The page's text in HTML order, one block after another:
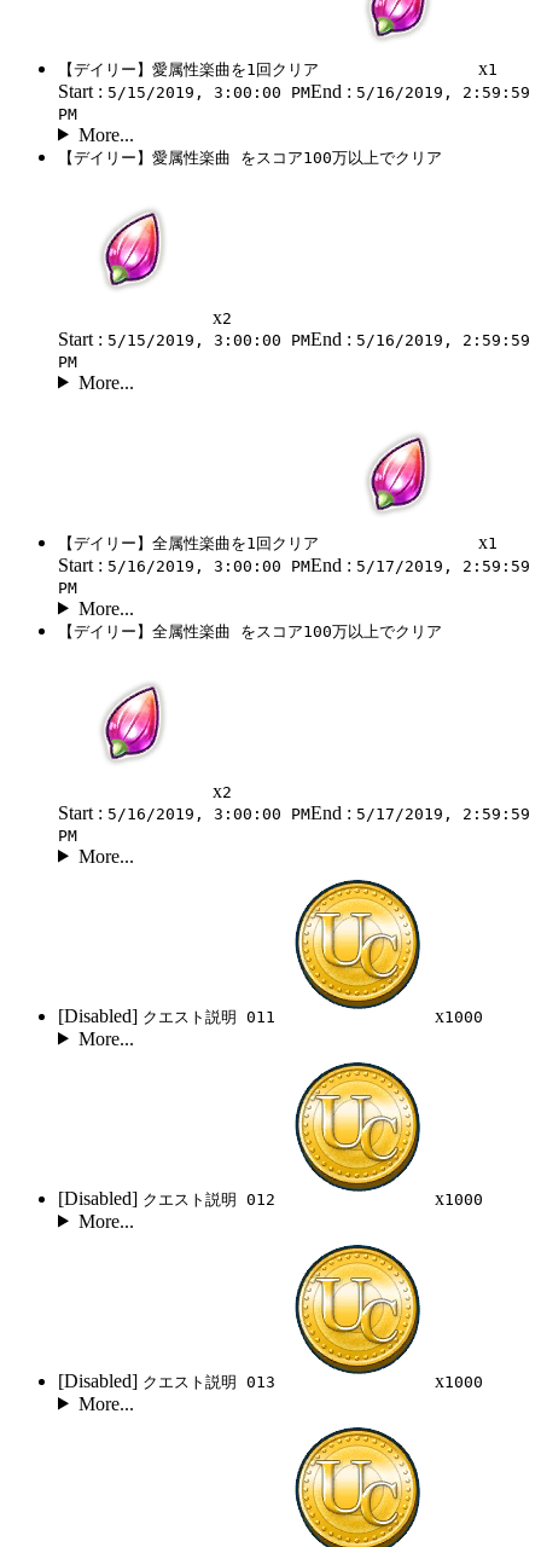
【デイリー】愛属性楽曲を1回クリア x1
Start : 5/15/2019, 3:00:00 PMEnd : 5/16/2019, 2:59:59
PM
More...
【デイリー】愛属性楽曲 をスコア100万以上でクリア
x2
Start : 5/15/2019, 3:00:00 PMEnd : 5/16/2019, 2:59:59
PM
More...
【デイリー】全属性楽曲を1回クリア x1
Start : 5/16/2019, 3:00:00 PMEnd : 5/17/2019, 2:59:59
PM
More...
【デイリー】全属性楽曲 をスコア100万以上でクリア
x2
Start : 5/16/2019, 3:00:00 PMEnd : 5/17/2019, 2:59:59
PM
More...
[Disabled] クエスト説明 011 x1000
More...
[Disabled] クエスト説明 012 x1000
More...
[Disabled] クエスト説明 013 x1000
More...